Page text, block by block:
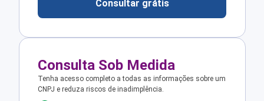
Consultar grátis
Consulta Sob Medida
Tenha acesso completo a todas as informações sobre um
CNPJ e reduza riscos de inadimplência.